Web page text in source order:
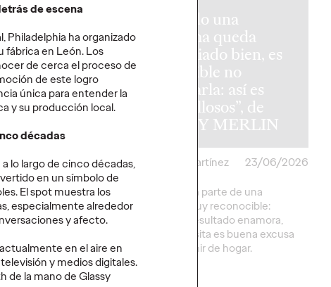
de escena
Philadelphia ha organizado
fábrica en León. Los
de cerca el proceso de
de este logro
única para entender la
y su producción local.
décadas
lo largo de cinco décadas,
en un símbolo de
El spot muestra los
especialmente alrededor
y afecto.
en el aire en
y medios digitales.
de la mano de Glassy
y Ogilvy
un medio
narrar el
contra el
26/06/2026
pone sobre la
16 selecciones del
Fútbol persiguen y
Cuando una
reforma queda
demasiado bien, es
imposible no
enseñarla: así es
“Orgullosos”, de
LEROY MERLIN
Christian Martínez
23/06/2026
La campaña parte de una
situación muy reconocible:
cuando el resultado enamora,
cualquier visita es buena excusa
para presumir de hogar.